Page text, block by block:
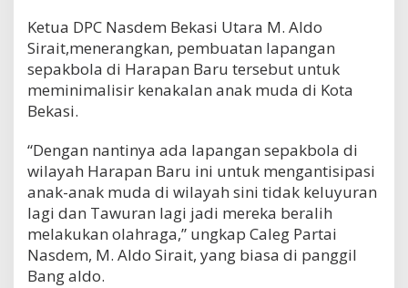
Ketua DPC Nasdem Bekasi Utara M. Aldo
Sirait,menerangkan, pembuatan lapangan
sepakbola di Harapan Baru tersebut untuk
meminimalisir kenakalan anak muda di Kota
Bekasi.
“Dengan nantinya ada lapangan sepakbola di
wilayah Harapan Baru ini untuk mengantisipasi
anak-anak muda di wilayah sini tidak keluyuran
lagi dan Tawuran lagi jadi mereka beralih
melakukan olahraga,” ungkap Caleg Partai
Nasdem, M. Aldo Sirait, yang biasa di panggil
Bang aldo.